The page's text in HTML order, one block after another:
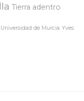
Tierra adentro
Universidad de Murcia Yves